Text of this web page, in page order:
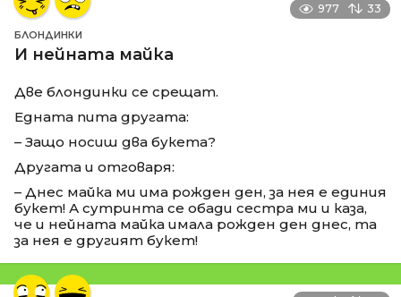
977 33
БЛОНДИНКИ
И нейната майка
Две блондинки се срещат.
Едната пита другата:
– Защо носиш два букета?
Другата и отговаря:
– Днес майка ми има рожден ден, за нея е единия
букет! А сутринта се обади сестра ми и каза,
че и нейната майка имала рожден ден днес, та
за нея е другият букет!